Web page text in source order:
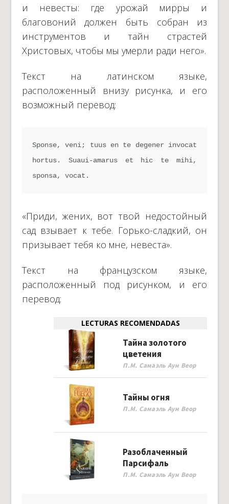
и невесты: где урожай мирры и
благовоний должен быть собран из
инструментов и тайн страстей
Христовых, чтобы мы умерли ради него».
Текст на латинском языке,
расположенный внизу рисунка, и его
возможный перевод:
Sponse, veni; tuus en te degener invocat
hortus. Suaui-amarus et hic te mihi,
sponsa, vocat.
«Приди, жених, вот твой недостойный
сад взывает к тебе. Горько-сладкий, он
призывает тебя ко мне, невеста».
Текст на французском языке,
расположенный под рисунком, и его
перевод:
LECTURAS RECOMENDADAS
Тайна золотого
цветения
П.М. Самаэль Аун Веор
Тайны огня
П.М. Самаэль Аун Веор
Разоблаченный
Парсифаль
П.М. Самаэль Аун Веор